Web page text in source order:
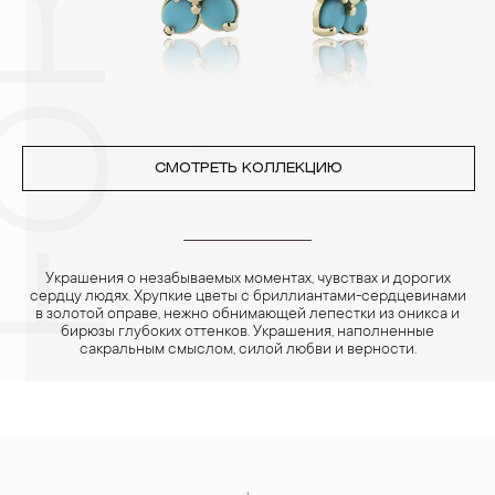
реже одного раза в месяц, а также регулярно протирать их
фланелевой или замшевой салфеткой.
СМОТРЕТЬ КОЛЛЕКЦИЮ
Украшения о незабываемых моментах, чувствах и дорогих
сердцу людях. Хрупкие цветы с бриллиантами-сердцевинами
в золотой оправе, нежно обнимающей лепестки из оникса и
бирюзы глубоких оттенков. Украшения, наполненные
сакральным смыслом, силой любви и верности.